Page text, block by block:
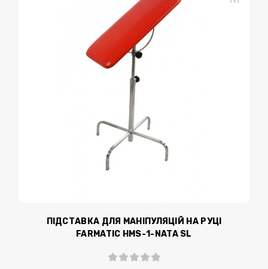
ПІДСТАВКА ДЛЯ МАНІПУЛЯЦІЙ НА РУЦІ
FARMATIC HMS-1-NATA SL